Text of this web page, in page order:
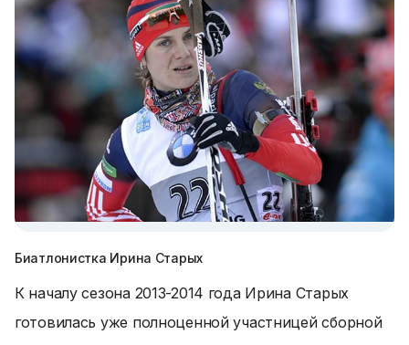
Биатлонистка Ирина Старых
К началу сезона 2013-2014 года Ирина Старых
готовилась уже полноценной участницей сборной